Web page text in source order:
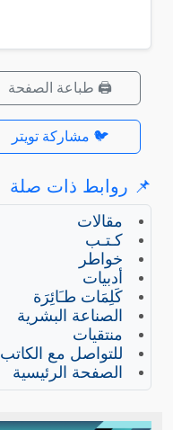
🖨️ طباعة الصفحة
🐦 مشاركة تويتر
📌 روابط ذات صلة
مقالات
كـتـب
خواطر
أدبيات
كَلِمَات طـَائِرَة
الصناعة البشرية
منتقيات
للتواصل مع الكاتب
الصفحة الرئيسية